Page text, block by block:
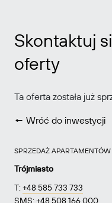
Skontaktuj
oferty
Ta oferta została już
← Wróć do inwestycji
SPRZEDAŻ APARTAMENTÓW
Trójmiasto
T: +48 585 733 733
SMS: +48 508 166 000